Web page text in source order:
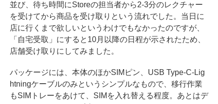
並び、待ち時間にStoreの担当者から2-3分のレクチャー
を受けてから商品を受け取りという流れでした。当日に
店に行くまで欲しいというわけでもなかったのですが、
「自宅受取」にすると10月以降の日程が示されたため、
店舗受け取りにしてみました。
パッケージには、本体のほかSIMピン、USB Type-C-Lig
htningケーブルのみというシンプルなもので、移行作業
もSIMトレーをあけて、SIMを入れ替える程度。あとはデ